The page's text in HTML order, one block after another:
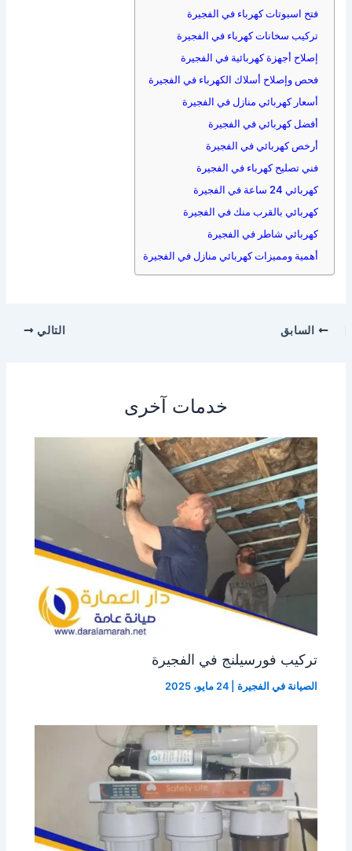
فتح اسبوتات كهرباء في الفجيرة
تركيب سخانات كهرباء في الفجيرة
إصلاح أجهزة كهربائية في الفجيرة
فحص وإصلاح أسلاك الكهرباء في الفجيرة
أسعار كهربائي منازل في الفجيرة
أفضل كهربائي في الفجيرة
أرخص كهربائي في الفجيرة
فني تصليح كهرباء في الفجيرة
كهربائي 24 ساعة في الفجيرة
كهربائي بالقرب منك في الفجيرة
كهربائي شاطر في الفجيرة
أهمية ومميزات كهربائي منازل في الفجيرة
السابق التالي
خدمات آخرى
تركيب فورسيلنج في الفجيرة
الصيانة في الفجيرة |24 مايو، 2025